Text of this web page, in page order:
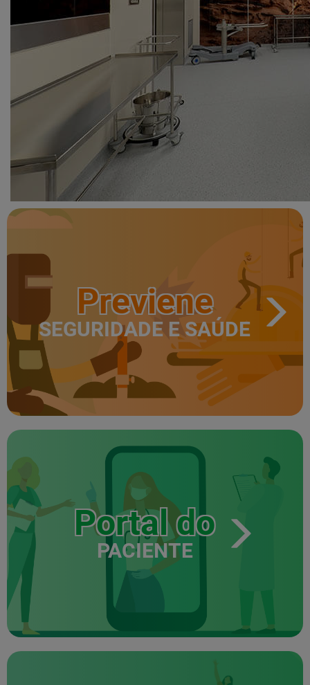
Previene
SEGURIDADE E SAÚDE
Portal do
PACIENTE